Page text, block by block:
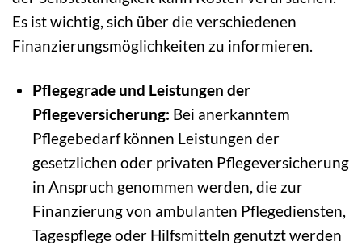
Es ist wichtig, sich über die verschiedenen
Finanzierungsmöglichkeiten zu informieren.
Pflegegrade und Leistungen der
Pflegeversicherung: Bei anerkanntem
Pflegebedarf können Leistungen der
gesetzlichen oder privaten Pflegeversicherung
in Anspruch genommen werden, die zur
Finanzierung von ambulanten Pflegediensten,
Tagespflege oder Hilfsmitteln genutzt werden